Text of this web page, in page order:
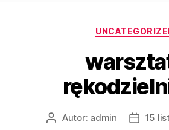
Autor: admin
15